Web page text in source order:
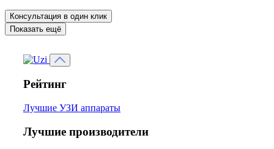
Консультация в один клик
Показать ещё
Рейтинг
Лучшие УЗИ аппараты
Лучшие производители